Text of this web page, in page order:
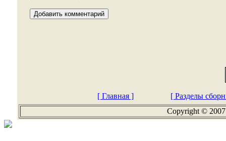
[ Главная ]
[ Разделы
Copyright ©